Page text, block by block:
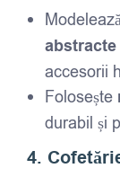
abstracte
accesorii
Folosește
durabil și
4.